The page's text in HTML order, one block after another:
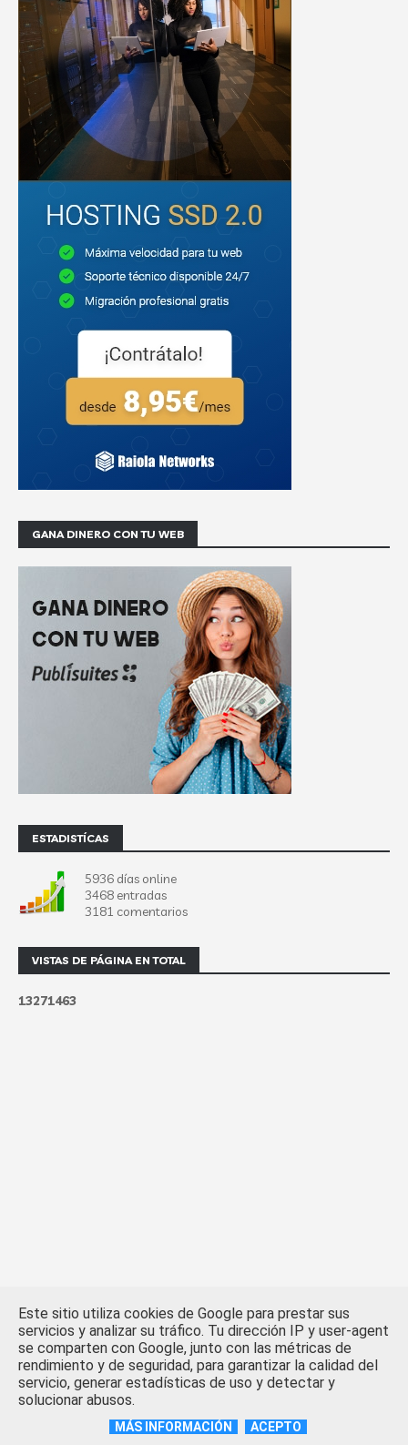
GANA DINERO CON TU WEB
ESTADISTÍCAS
5936 días online
3468 entradas
3181 comentarios
VISTAS DE PÁGINA EN TOTAL
13271463
Este sitio utiliza cookies de Google para prestar sus
servicios y analizar su tráfico. Tu dirección IP y user-agent
se comparten con Google, junto con las métricas de
rendimiento y de seguridad, para garantizar la calidad del
servicio, generar estadísticas de uso y detectar y
solucionar abusos.
MÁS INFORMACIÓN ACEPTO